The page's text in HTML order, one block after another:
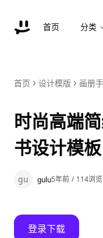
首页 分类
首页 设计模版 画册
时尚高端
书设计模板
gu gulu5年前 / 114浏览
登录下载